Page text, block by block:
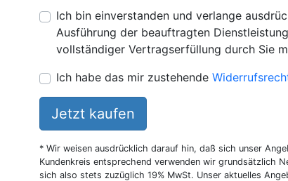
Ich bin einverstanden und verlange
Ausführung der beauftragten
vollständiger Vertragserfüllung durch Sie
Ich habe das mir zustehende
Jetzt kaufen
* Wir weisen ausdrücklich darauf hin, daß sich unser
Kundenkreis entsprechend verwenden wir grundsätzlich
sich also stets zuzüglich 19% MwSt. Unser aktuelles